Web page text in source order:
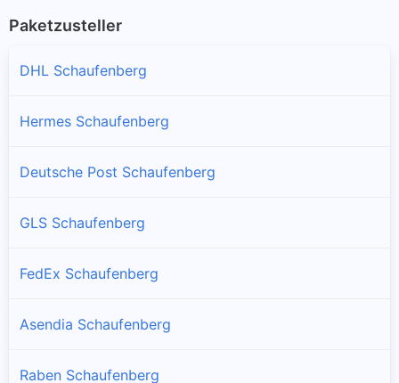
Paketzusteller
DHL Schaufenberg
Hermes Schaufenberg
Deutsche Post Schaufenberg
GLS Schaufenberg
FedEx Schaufenberg
Asendia Schaufenberg
Raben Schaufenberg